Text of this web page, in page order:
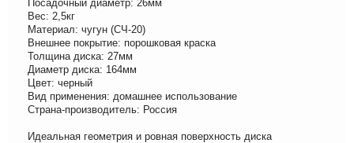
Посадочный диаметр: 26мм
Вес: 2,5кг
Материал: чугун (СЧ-20)
Внешнее покрытие: порошковая краска
Толщина диска: 27мм
Диаметр диска: 164мм
Цвет: черный
Вид применения: домашнее использование
Страна-производитель: Россия
Идеальная геометрия и ровная поверхность диска